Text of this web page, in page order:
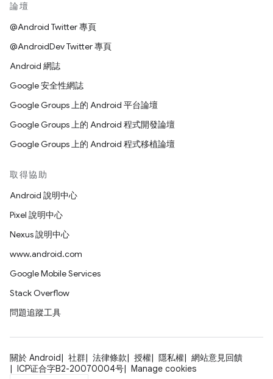
論壇
@Android Twitter 專頁
@AndroidDev Twitter 專頁
Android 網誌
Google 安全性網誌
Google Groups 上的 Android 平台論壇
Google Groups 上的 Android 程式開發論壇
Google Groups 上的 Android 程式移植論壇
取得協助
Android 說明中心
Pixel 說明中心
Nexus 說明中心
www.android.com
Google Mobile Services
Stack Overflow
問題追蹤工具
關於 Android 社群 法律條款 授權 隱私權
網站意見回饋
ICP证合字B2-20070004号
Manage cookies